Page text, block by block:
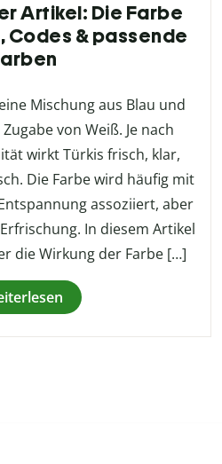
Artikel: Die Farbe
Codes & passende
Mischung aus Blau und
von Weiß. Je nach
wirkt Türkis frisch, klar,
Die Farbe wird häufig mit
assoziiert, aber
In diesem Artikel
die Wirkung der Farbe […]